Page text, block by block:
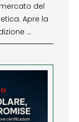
del
Apre la
…